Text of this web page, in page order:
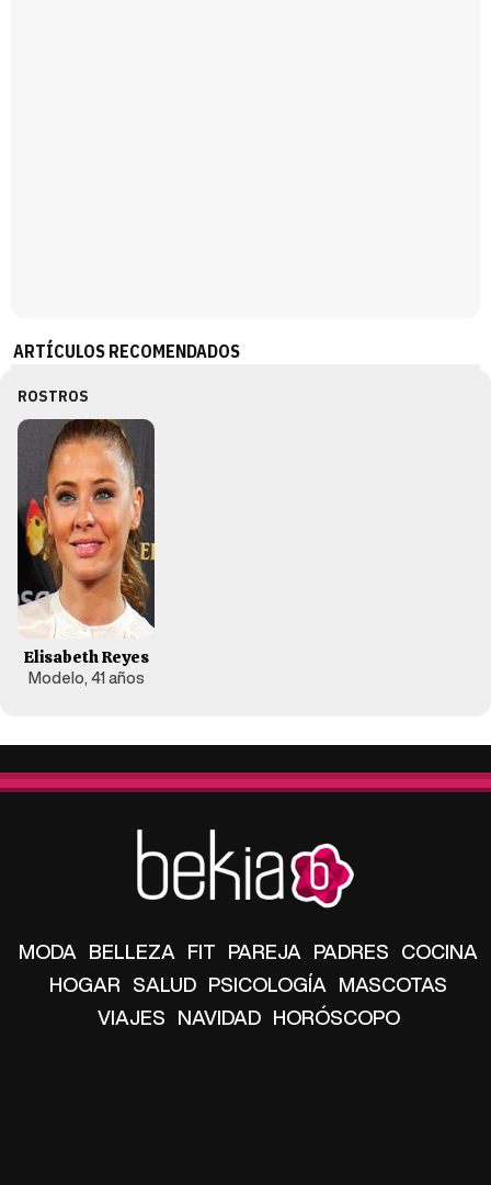
ARTÍCULOS RECOMENDADOS
ROSTROS
Elisabeth Reyes
Modelo, 41 años
MODA BELLEZA FIT PAREJA PADRES COCINA
HOGAR SALUD PSICOLOGÍA MASCOTAS
VIAJES NAVIDAD HORÓSCOPO